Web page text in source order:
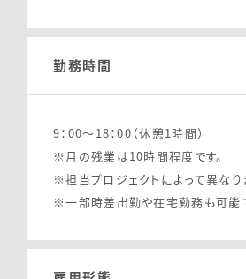
勤務時間
9：00～18：00（休憩1時間）
※月の残業は10時間程度です。
※担当プロジェクトによって異なり
※一部時差出勤や在宅勤務も可能